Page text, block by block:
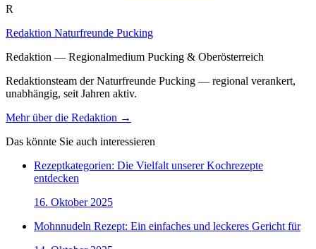
R
Redaktion Naturfreunde Pucking
Redaktion — Regionalmedium Pucking & Oberösterreich
Redaktionsteam der Naturfreunde Pucking — regional verankert,
unabhängig, seit Jahren aktiv.
Mehr über die Redaktion →
Das könnte Sie auch interessieren
Rezeptkategorien: Die Vielfalt unserer Kochrezepte
entdecken
16. Oktober 2025
Mohnnudeln Rezept: Ein einfaches und leckeres Gericht für